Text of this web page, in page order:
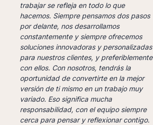
trabajar se refleja en todo lo que
hacemos. Siempre pensamos dos pasos
por delante, nos desarrollamos
constantemente y siempre ofrecemos
soluciones innovadoras y personalizadas
para nuestros clientes, y preferiblemente
con ellos. Con nosotros, tendrás la
oportunidad de convertirte en la mejor
versión de ti mismo en un trabajo muy
variado. Eso significa mucha
responsabilidad, con el equipo siempre
cerca para pensar y reflexionar contigo.